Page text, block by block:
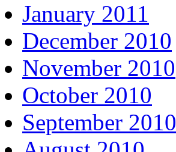
January 2011
December 2010
November 2010
October 2010
September 2010